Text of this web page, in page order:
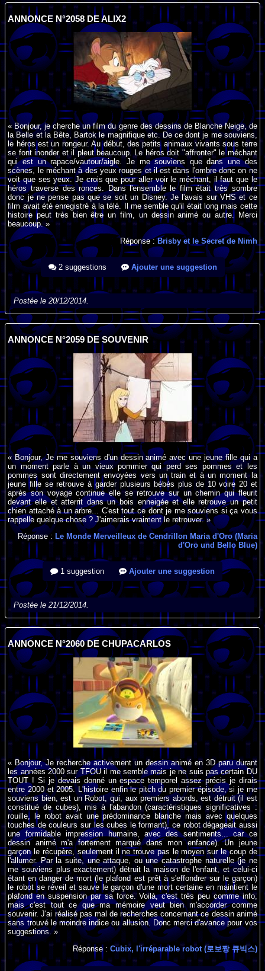
ANNONCE N°2058 DE ALIX2
« Bonjour, je cherche un film du genre des dessins de Blanche Neige, de
la Belle et la Bête, Bartok le magnifique etc. De ce dont je me souviens,
le héros est un rongeur. Au début, des petits animaux vivants sous terre
se font inonder et il pleut beaucoup. Le héros doit "affronter" le méchant
qui est un rapace/vautour/aigle. Je me souviens que dans une des
scènes, le méchant à des yeux rouges et il est dans l'ombre donc on ne
voit que ses yeux. Je crois que pour aller voir le méchant, il faut que le
héros traverse des ronces. Dans l'ensemble le film était très sombre
donc je ne pense pas que se soit un Disney. Je l'avais sur VHS et ce
film avait été enregistré à la télé. Il me semble qu'il était long mais cette
histoire peut très bien être un film, un dessin animé ou autre. Merci
beaucoup. »
Réponse :Brisby et le Secret de Nimh
2 suggestions Ajouter une suggestion
Postée le 20/12/2014.
ANNONCE N°2059 DE SOUVENIR
« Bonjour, Je me souviens d'un dessin animé avec une jeune fille qui a
un moment parle à un vieux pommier qui perd ses pommes et les
pommes sont directement envoyées vers un train et à un moment la
jeune fille se retrouve à garder plusieurs bébés plus de 10 voire 20 et
après son voyage continue elle se retrouve sur un chemin qui fleurit
devant elle et atterrit dans un bois enneigée et elle retrouve un petit
chien attaché à un arbre... C'est tout ce dont je me souviens si ça vous
rappelle quelque chose ? J'aimerais vraiment le retrouver. »
Réponse : Le Monde Merveilleux de Cendrillon Maria d'Oro (Maria
d'Oro und Bello Blue)
1 suggestion Ajouter une suggestion
Postée le 21/12/2014.
ANNONCE N°2060 DE CHUPACARLOS
« Bonjour, Je recherche activement un dessin animé en 3D paru durant
les années 2000 sur TFOU il me semble mais je ne suis pas certain DU
TOUT ! Si je devais donné un espace temporel assez précis je dirais
entre 2000 et 2005. L'histoire enfin le pitch du premier épisode, si je me
souviens bien, est un Robot, qui, aux premiers abords, est détruit (il est
constitué de cubes), mis à l'abandon (caractéristiques significatives :
rouille, le robot avait une prédominance blanche mais avec quelques
touches de couleurs sur les cubes le formant), ce robot dégageait aussi
une formidable impression humaine, avec des sentiments... car ce
dessin animé m'a fortement marqué dans mon enfance). Un jeune
garçon le récupère, seulement il ne trouve pas le moyen sur le coup de
l'allumer. Par la suite, une attaque, ou une catastrophe naturelle (je ne
me souviens plus exactement) détruit la maison de l'enfant, et celui-ci
étant en danger de mort (le plafond est prêt à s'effondrer sur le garçon)
le robot se réveil et sauve le garçon d'une mort certaine en maintient le
plafond en suspension par sa force. Voilà, c'est très peu comme info,
mais c'est tout ce que ma mémoire veut bien m'accorder comme
souvenir. J'ai réalisé pas mal de recherches concernant ce dessin animé
sans trouvé le moindre indice ou allusion. Donc merci d'avance pour vos
suggestions. »
Réponse : Cubix, l'irréparable robot (로보짱 큐빅스)